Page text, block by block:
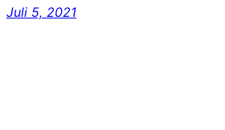
Juli 5, 2021